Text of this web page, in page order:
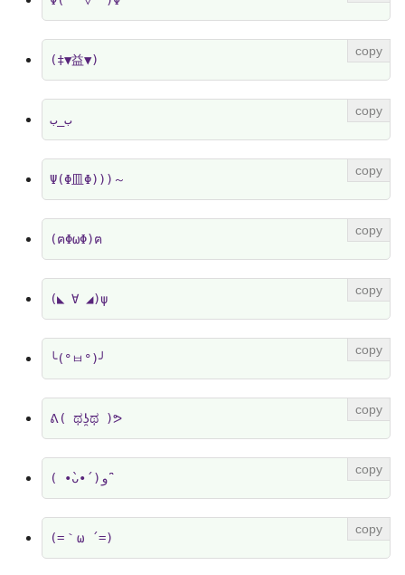
(‡▼益▼)
ب_ب
Ψ(Φ皿Φ)))～
(ฅΦωΦ)ฅ
(◣ ∀ ◢)ψ
╰(°ㅂ°)╯
ᕕ( ಥʖ̯ಥ )ᕗ
( •̀ᴗ•́ )و ̑̑
(=｀ω ´=)